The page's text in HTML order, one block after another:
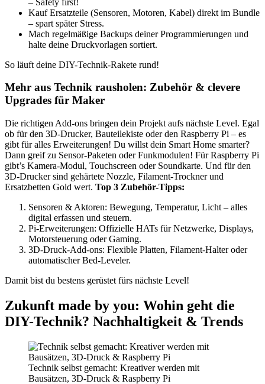
Kauf Ersatzteile (Sensoren, Motoren, Kabel) direkt im Bundle
– spart später Stress.
Mach regelmäßige Backups deiner Programmierungen und
halte deine Druckvorlagen sortiert.
So läuft deine DIY-Technik-Rakete rund!
Mehr aus Technik rausholen: Zubehör & clevere
Upgrades für Maker
Die richtigen Add-ons bringen dein Projekt aufs nächste Level. Egal
ob für den 3D-Drucker, Bauteilekiste oder den Raspberry Pi – es
gibt für alles Erweiterungen! Du willst dein Smart Home smarter?
Dann greif zu Sensor-Paketen oder Funkmodulen! Für Raspberry Pi
gibt’s Kamera-Modul, Touchscreen oder Soundkarte. Und für den
3D-Drucker sind gehärtete Nozzle, Filament-Trockner und
Ersatzbetten Gold wert. Top 3 Zubehör-Tipps:
Sensoren & Aktoren: Bewegung, Temperatur, Licht – alles
digital erfassen und steuern.
Pi-Erweiterungen: Offizielle HATs für Netzwerke, Displays,
Motorsteuerung oder Gaming.
3D-Druck-Add-ons: Flexible Platten, Filament-Halter oder
automatischer Bed-Leveler.
Damit bist du bestens gerüstet fürs nächste Level!
Zukunft made by you: Wohin geht die
DIY-Technik? Nachhaltigkeit & Trends
Technik selbst gemacht: Kreativer werden mit
Bausätzen, 3D-Druck & Raspberry Pi